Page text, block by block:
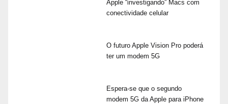
Apple “investigando” Macs com
conectividade celular
O futuro Apple Vision Pro poderá
ter um modem 5G
Espera-se que o segundo
modem 5G da Apple para iPhone